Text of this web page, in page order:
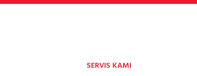
SERVIS KAMI